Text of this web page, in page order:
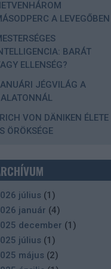
A LEVEGŐBEN
BARÁT
ELLENSÉG?
JÉGVILÁG A
VON DÄNIKEN ÉLETE
ÖRÖKSÉGE
július (1 )
január (4)
december (1 )
július (1 )
május (2)